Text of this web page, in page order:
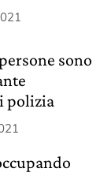
sono
polizia